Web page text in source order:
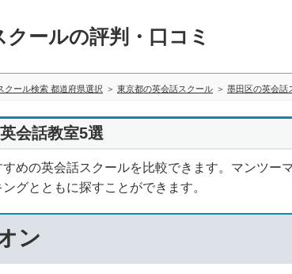
クールの評判・口コミ
クール検索 都道府県選択 東京都の英会話スクール 墨田区の英会話
会話教室5選
めの英会話スクールを比較できます。マンツー
グとともに探すことができます。
ン